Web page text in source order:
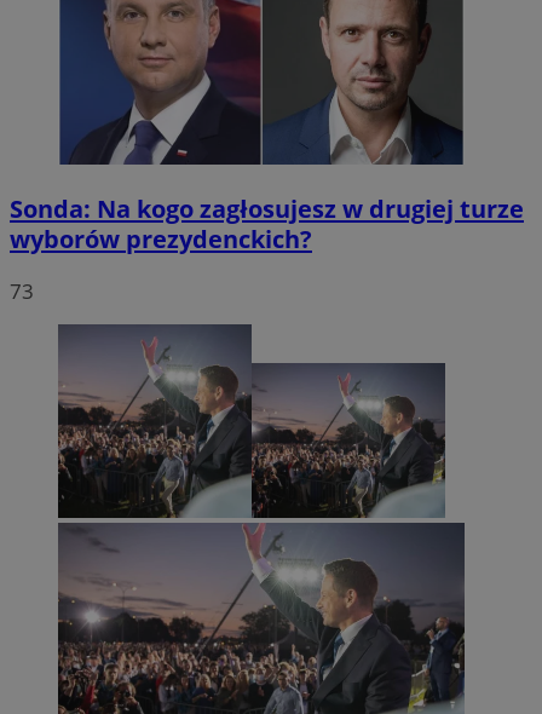
Sonda: Na kogo zagłosujesz w drugiej turze
wyborów prezydenckich?
73